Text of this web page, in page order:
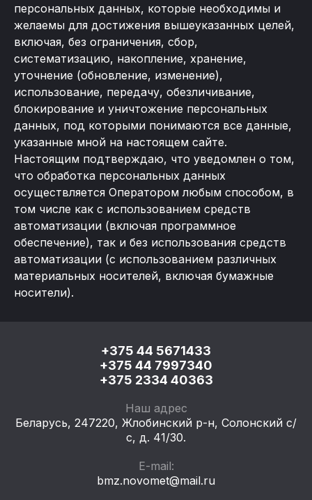
персональных данных, которые необходимы и
желаемы для достижения вышеуказанных целей,
включая, без ограничения, сбор,
систематизацию, накопление, хранение,
уточнение (обновление, изменение),
использование, передачу, обезличивание,
блокирование и уничтожение персональных
данных, под которыми понимаются все данные,
указанные мной на настоящем сайте.
Настоящим подтверждаю, что уведомлен о том,
что обработка персональных данных
осуществляется Оператором любым способом, в
том числе как с использованием средств
автоматизации (включая программное
обеспечение), так и без использования средств
автоматизации (с использованием различных
материальных носителей, включая бумажные
носители).
+375 44 5671433
+375 44 7997340
+375 2334 40363
Наш адрес
Беларусь, 247220, ​Жлобинский р-н, Солонский с/
с, д. 41/30.
E-mail:
bmz.novomet@mail.ru